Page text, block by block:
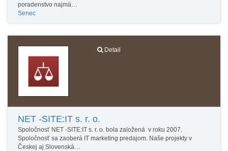
poradenstvo najmä…
Senec
Detail
NET -SITE:IT s. r. o.
Spoločnosť NET -SITE:IT s. r. o. bola založená v roku 2007.
Spoločnosť sa zaoberá IT marketing predajom. Naše projekty v
Českej aj Slovenská…